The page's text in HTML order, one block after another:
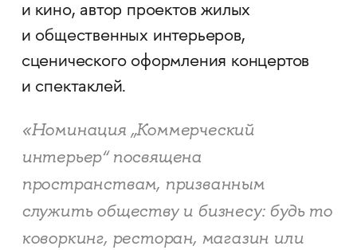
и кино, автор проектов жилых
и общественных интерьеров,
сценического оформления концертов
и спектаклей.
«Номинация „Коммерческий
интерьер“ посвящена
пространствам, призванным
служить обществу и бизнесу: будь то
коворкинг, ресторан, магазин или